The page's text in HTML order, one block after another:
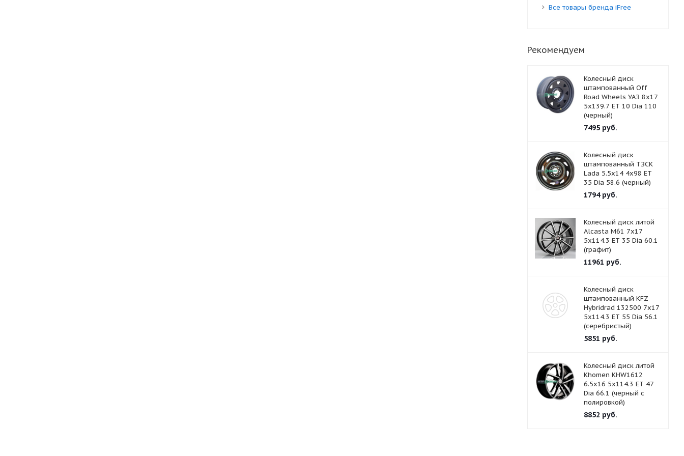
Все товары бренда iFree
Рекомендуем
Колесный диск
штампованный Off
Road Wheels УАЗ 8x17
5x139.7 ET 10 Dia 110
(черный)
7495руб.
Колесный диск
штампованный ТЗСК
Lada 5.5x14 4x98 ET
35 Dia 58.6 (черный)
1794руб.
Колесный диск литой
Alcasta M61 7x17
5x114.3 ET 35 Dia 60.1
(графит)
11961 руб.
Колесный диск
штампованный KFZ
Hybridrad 132500 7x17
5x114.3 ET 55 Dia 56.1
(серебристый)
5851 руб.
Колесный диск литой
Khomen KHW1612
6.5x16 5x114.3 ET 47
Dia 66.1 (черный с
полировкой)
8852 руб.